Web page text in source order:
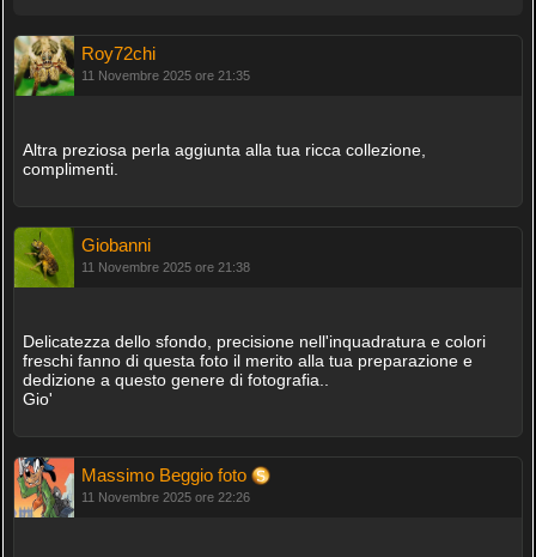
Roy72chi
11 Novembre 2025 ore 21:35
Altra preziosa perla aggiunta alla tua ricca collezione,
complimenti.
Giobanni
11 Novembre 2025 ore 21:38
Delicatezza dello sfondo, precisione nell'inquadratura e colori
freschi fanno di questa foto il merito alla tua preparazione e
dedizione a questo genere di fotografia..
Gio'
Massimo Beggio foto
11 Novembre 2025 ore 22:26